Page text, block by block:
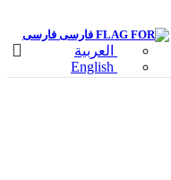
فارسی
العربية
English